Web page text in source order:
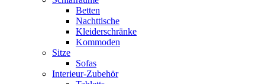
Betten
Nachttische
Kleiderschränke
Kommoden
Sitze
Sofas
Interieur-Zubehör